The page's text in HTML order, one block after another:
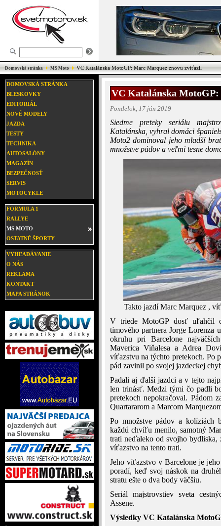
Domovská stránka MS Moto VC Katalánska MotoGP: Marc Marquez znovu zvíťazil
DOMOVSKÁ STRÁNKA
BLESKOVKY
EDITORIÁL
NOVÉ MODELY
JAZDA
TESTY
TECHNIKA
AUTOSALÓNY
MAGAZÍN
BEZPEČNOSŤ
SERVIS
MOTOCYKLE
FORMULA 1
RALLYE
MS MOTO
OSTATNÉ ŠPORTY
VYHĽADÁVANIE
O NÁS
REKLAMA
KONTAKT
MAPA STRÁNOK
VC Katalánska
Pondelok, 17 jún 2019
Siedme preteky seriálu
Katalánska, vyhral domáci
Moto2 dominoval jeho mladší
množstve pádov a veľmi tesne
Takto jazdí Marc Marquez ,
V triede MotoGP dosť uľahčil
tímového partnera Jorge Lorenza
okruhu pri Barcelone
Maverica Viňalesa a Adrea
víťazstvu na týchto pretekoch. Po
pád zavinil po svojej jazdeckej
Padali aj ďalší jazdci a v tejto
len trinásť. Medzi tými čo padli
pretekoch nepokračoval. Pádom
Quartararom a Marcom
Po množstve pádov a kolíziách
každú chvíľu menilo, samotný
trati neďaleko od svojho
víťazstvo na tento trati.
Jeho víťazstvo v Barcelone je
poradí, keď svoj náskok na
stratu ešte o dva body väčšiu.
Seriál majstrovstiev sveta
Assene.
Výsledky VC Katalánska